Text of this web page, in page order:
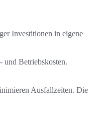
Investitionen in eigene
und Betriebskosten.
Ausfallzeiten. Die